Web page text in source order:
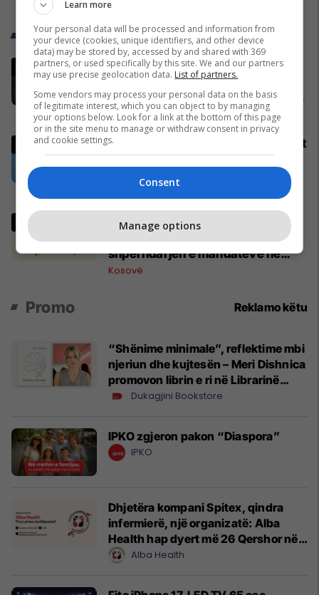
Trend Telegrafi
Dita do shndërrohet në natë për
më mbi 6 minuta, po afron eklipsi
diellor më i gjatë i shekullit të 21-të
Shkencë
Lushtaku: Ti, Dejona e Aleksandrit
nga Greqia, a të ka sjellë në
Kosovë shërbimi grek, serb apo
Cakolli: Afër përfundimit të
shpërndarjen e mandateve në
Kuvend
Kosovë
Promo Reklamo këtu
“Shënime minimale”, reflektime mbi
njeriun dhe kujtesën – Meri Dishnica
promovon librin e ri në Librarinë
Dukagjini
Dukagjini Bookstore
IPKO zgjeron pakon “Diaspora”
IPKO
Dhjetëra kompani Spitex, qindra
infermierë, një organizatë: Alba
Health hap dyert më 26 Qershor në
CyrihAlba Health
Learn more
Your personal data will be processed and information from
your device (cookies, unique identifiers, and other device
data) may be stored by, accessed by and shared with 369
partners, or used specifically by this site. We and our partners
may use precise geolocation data. List of partners.
Some vendors may process your personal data on the basis
of legitimate interest, which you can object to by managing
your options below. Look for a link at the bottom of this page
or in the site menu to manage or withdraw consent in privacy
and cookie settings.
Consent
Manage options